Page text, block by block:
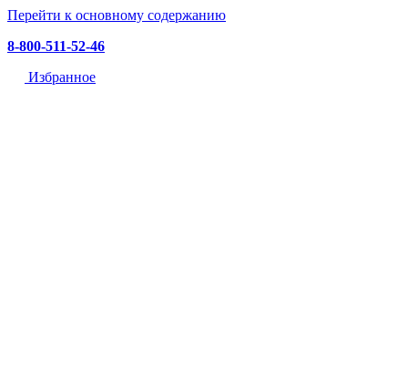
Перейти к основному содержанию
8-800-511-52-46
Избранное